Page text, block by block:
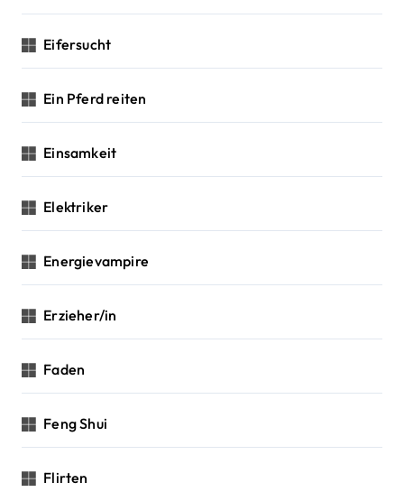
Eifersucht
Ein Pferd reiten
Einsamkeit
Elektriker
Energievampire
Erzieher/in
Faden
Feng Shui
Flirten